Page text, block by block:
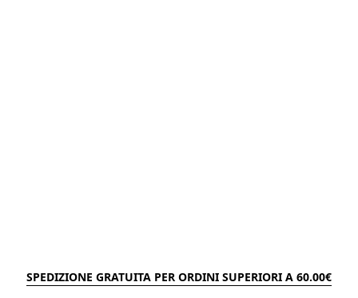
SPEDIZIONE GRATUITA PER ORDINI SUPERIORI A 60.00€